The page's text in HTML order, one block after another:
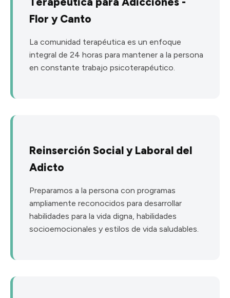
Flor y Canto
La comunidad terapéutica es un enfoque
integral de 24 horas para mantener a la persona
en constante trabajo psicoterapéutico.
Reinserción Social y Laboral del
Adicto
Preparamos a la persona con programas
ampliamente reconocidos para desarrollar
habilidades para la vida digna, habilidades
socioemocionales y estilos de vida saludables.